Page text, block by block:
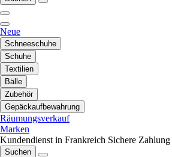
Neue
Schneeschuhe
Schuhe
Textilien
Bälle
Zubehör
Gepäckaufbewahrung
Räumungsverkauf
Marken
Kundendienst in Frankreich Sichere Zahlung
Suchen